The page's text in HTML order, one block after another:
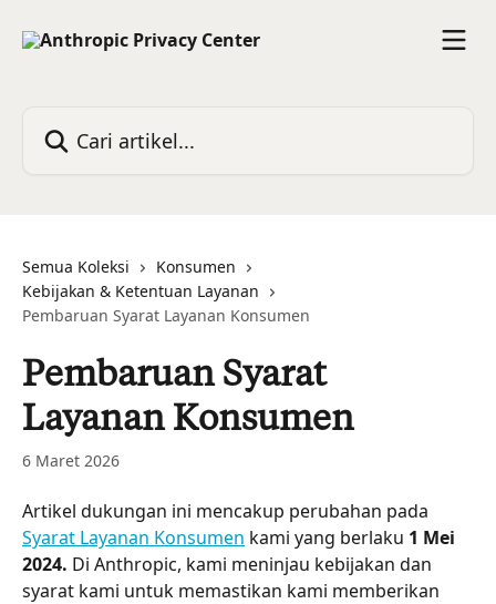
Semua Koleksi
Konsumen
Kebijakan & Ketentuan Layanan
Pembaruan Syarat Layanan Konsumen
Pembaruan Syarat
Layanan Konsumen
6 Maret 2026
Artikel dukungan ini mencakup perubahan pada
Syarat Layanan Konsumen kami yang berlaku 1 Mei
2024. Di Anthropic, kami meninjau kebijakan dan
syarat kami untuk memastikan kami memberikan